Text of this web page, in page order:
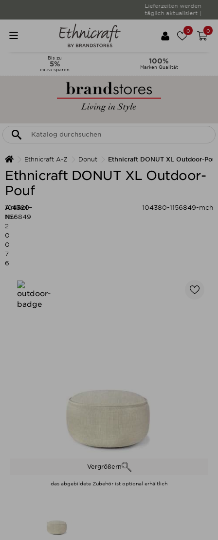
0 0
Bis zu
5%
extra sparen
100%
Marken Qualität
Ethnicraft A-Z Donut Ethnicraft DONUT XL Outdoor-Pouf
Ethnicraft DONUT XL Outdoor-
Pouf
Artikel-
Nr.:
2
0
0
7
6
104380-
1156849
104380-1156849-mch
Vergrößern
das abgebildete Zubehör ist optional erhältlich